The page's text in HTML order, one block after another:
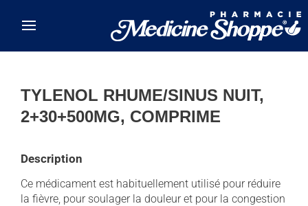
TYLENOL RHUME/SINUS NUIT,
2+30+500MG, COMPRIME
Description
Ce médicament est habituellement utilisé pour réduire
la fièvre, pour soulager la douleur et pour la congestion